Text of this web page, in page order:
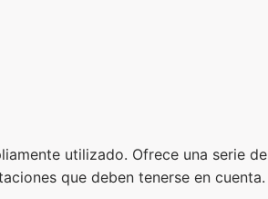
utilizado. Ofrece una serie de
que deben tenerse en cuenta.